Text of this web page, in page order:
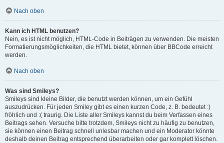
Nach oben
Kann ich HTML benutzen?
Nein, es ist nicht möglich, HTML-Code in Beiträgen zu verwenden. Die meisten
Formatierungsmöglichkeiten, die HTML bietet, können über BBCode erreicht
werden.
Nach oben
Was sind Smileys?
Smileys sind kleine Bilder, die benutzt werden können, um ein Gefühl
auszudrücken. Für jeden Smiley gibt es einen kurzen Code, z. B. bedeutet :)
fröhlich und :( traurig. Die Liste aller Smileys kannst du beim Verfassen eines
Beitrags sehen. Versuche bitte trotzdem, Smileys nicht zu häufig zu benutzen,
sie können einen Beitrag schnell unlesbar machen und ein Moderator könnte
deshalb deinen Beitrag entsprechend überarbeiten oder gar komplett löschen.